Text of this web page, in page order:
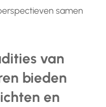
samen
van
bieden
en